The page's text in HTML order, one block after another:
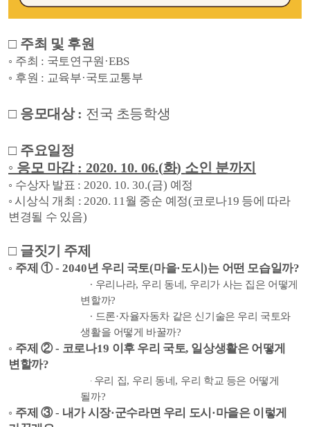
□ 주최 및 후원
◦ 주최 : 국토연구원 ·EBS
◦ 후원 : 교육부·국토교통부
□ 응모대상: 전국 초등학생
□ 주요일정
◦ 응모 마감 : 2020. 10. 06.(화) 소인 분까지
◦ 수상자 발표 : 2020. 10. 30.(금) 예정
◦시상식 개최 : 2020. 11 월 중순 예정(코로나19 등에 따라
변경될 수 있음)
□ 글짓기 주제
◦ 주제 ①- 2040년 우리 국토(마을·도시)는 어떤 모습일까?
∙ 우리나라, 우리 동네, 우리가 사는 집은 어떻게
변할까?
∙ 드론·자율자동차 같은 신기술은 우리 국토와
생활을 어떻게 바꿀까?
◦ 주제 ②- 코로나19 이후 우리 국토, 일상생활은 어떻게
변할까?
∙ 우리 집, 우리 동네, 우리 학교 등은 어떻게
될까?
◦ 주제 ③- 내가 시장·군수라면 우리 도시 ·마을은 이렇게